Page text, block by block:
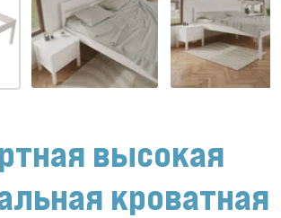
высокая
кроватная